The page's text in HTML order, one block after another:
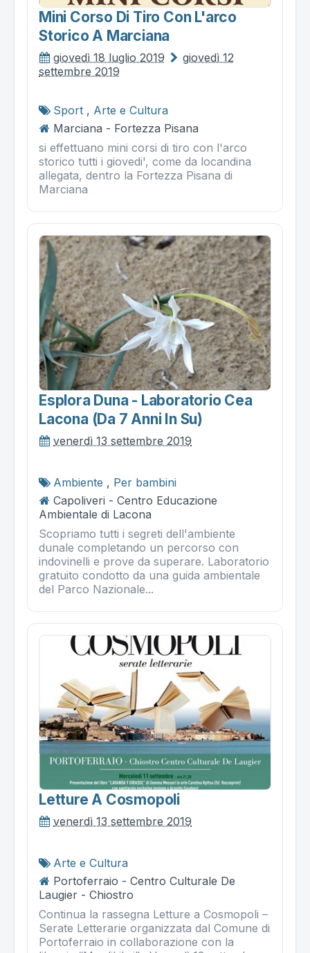
Mini Corso Di Tiro Con L'arco
Storico A Marciana
giovedì 18 luglio 2019
giovedì 12
settembre 2019
Sport , Arte e Cultura
Marciana - Fortezza Pisana
si effettuano mini corsi di tiro con l'arco
storico tutti i giovedi', come da locandina
allegata, dentro la Fortezza Pisana di
Marciana
Esplora Duna - Laboratorio Cea
Lacona (da 7 Anni In Su)
venerdì 13 settembre 2019
Ambiente , Per bambini
Capoliveri - Centro Educazione
Ambientale di Lacona
Scopriamo tutti i segreti dell'ambiente
dunale completando un percorso con
indovinelli e prove da superare. Laboratorio
gratuito condotto da una guida ambientale
del Parco Nazionale...
Letture A Cosmopoli
venerdì 13 settembre 2019
Arte e Cultura
Portoferraio - Centro Culturale De
Laugier - Chiostro
Continua la rassegna Letture a Cosmopoli –
Serate Letterarie organizzata dal Comune di
Portoferraio in collaborazione con la